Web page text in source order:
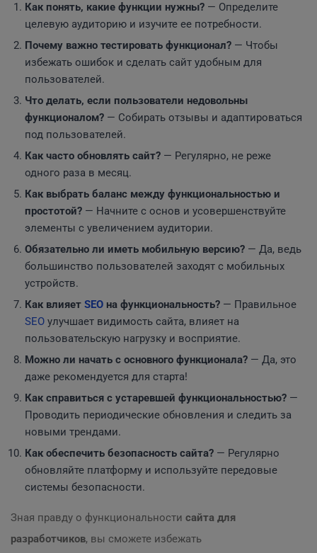
Как понять, какие функции нужны? — Определите
целевую аудиторию и изучите ее потребности.
Почему важно тестировать функционал? — Чтобы
избежать ошибок и сделать сайт удобным для
пользователей.
Что делать, если пользователи недовольны
функционалом? — Собирать отзывы и адаптироваться
под пользователей.
Как часто обновлять сайт? — Регулярно, не реже
одного раза в месяц.
Как выбрать баланс между функциональностью и
простотой? — Начните с основ и усовершенствуйте
элементы с увеличением аудитории.
Обязательно ли иметь мобильную версию? — Да, ведь
большинство пользователей заходят с мобильных
устройств.
Как влияет SEO на функциональность? — Правильное
SEO улучшает видимость сайта, влияет на
пользовательскую нагрузку и восприятие.
Можно ли начать с основного функционала? — Да, это
даже рекомендуется для старта!
Как справиться с устаревшей функциональностью? —
Проводить периодические обновления и следить за
новыми трендами.
Как обеспечить безопасность сайта? — Регулярно
обновляйте платформу и используйте передовые
системы безопасности.
Зная правду о функциональности сайта для
разработчиков, вы сможете избежать